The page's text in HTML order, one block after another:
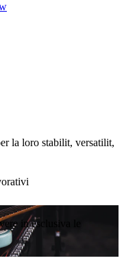
la loro stabilit, versatilit,
in esclusiva le